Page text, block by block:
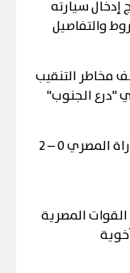
سيارته
والتفاصيل
مخاطر التنقيب
"درع الجنوب"
شاهد فيديو أهداف مباراة المصري 0 – 2
المصرية